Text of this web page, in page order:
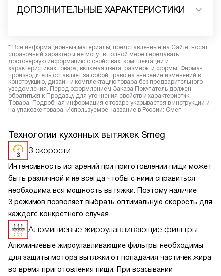
ДОПОЛНИТЕЛЬНЫЕ ХАРАКТЕРИСТИКИ
* Все информационные материалы, представленные на Сайте, носят
справочный характер и не могут в полной мере передавать
достоверную информацию о свойствах, комплектации и
характеристиках товара, включая цвета, размеры и формы. Фирма-
производитель оставляет за собой право на внесение изменений в
конструкцию, дизайн и комплектацию товара без предварительного
уведомления. Перед оформлением Заказа Покупатель должен
обратиться к Продавцу для уточнения свойств и характеристик
Товара. Подробная информация о товаре указывается в инструкции и
на упаковке товара. Используемое название в России: Смег
Технологии кухонных вытяжек Smeg
3 скорости
Интенсивность испарений при приготовлении пищи может
быть различной и не всегда чтобы с ними справиться
необходима вся мощность вытяжки. Поэтому наличие
3 режимов позволяет выбрать оптимальную скорость для
каждого конкретного случая.
Алюминиевые жироулавливающие фильтры
Алюминиевые жироулавливающие фильтры необходимы
для защиты мотора вытяжки от попадания частичек жира
во время приготовления пищи. При всасывании